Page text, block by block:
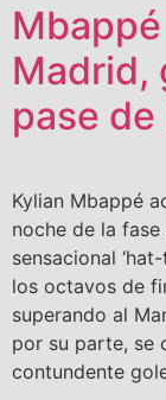
Madrid,
pase
Kylian Mbappé
noche de la
sensacional
los octavos de
superando al
por su parte, se
contundente